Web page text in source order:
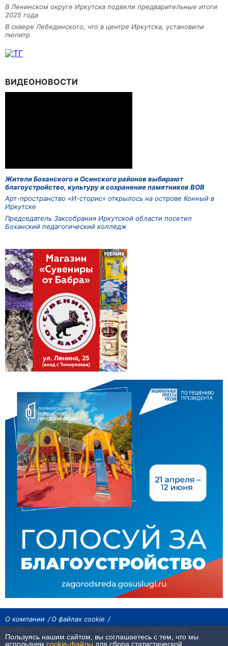
В Ленинском округе Иркутска подвели предварительные итоги
2025 года
В сквере Лебединского, что в центре Иркутска, установили
пюпитр
ВИДЕОНОВОСТИ
Жители Боханского и Осинского районов выбирают
благоустройство, культуру и сохранение памятников ВОВ
Арт-пространство «И-сторис» открылось на острове Конный в
Иркутске
Председатель Заксобрания Иркутской области посетил
Боханский педагогический колледж
О компании
О файлах cookie
Сетевое издание «Байкал24». Все права охраняются законом.
Пользуясь нашим сайтом, вы соглашаетесь с тем, что мы
используем cookie-файлы для сбора статистической